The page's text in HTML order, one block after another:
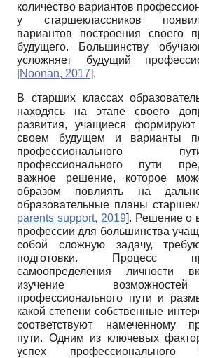
количество вариантов
у старшеклассников
вариантов построения своего
будущего. Большинству
усложняет будущий
[Noonan, 2017].
В старших классах
находясь на этапе своего
развития, учащиеся
своем будущем и варианты
профессионального
профессионального пути
важное решение, которое
образом повлиять на
образовательные планы
parents support, 2019]. Решение о
профессии для большинства
собой сложную задачу,
подготовки. Процесс
самоопределения личности
изучение
профессионального пути и
какой степени собственные
соответствуют намеченному
пути. Одним из ключевых
успех профессионального